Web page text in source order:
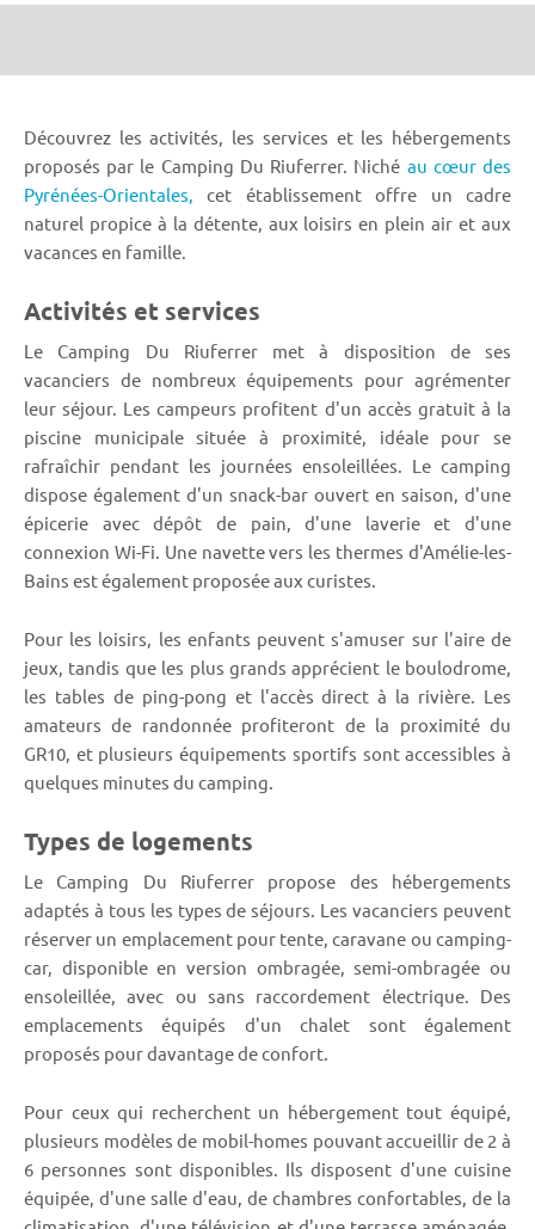
Découvrez les activités, les services et les hébergements
proposés par le Camping Du Riuferrer. Niché au cœur des
Pyrénées-Orientales, cet établissement offre un cadre
naturel propice à la détente, aux loisirs en plein air et aux
vacances en famille.
Activités et services
Le Camping Du Riuferrer met à disposition de ses
vacanciers de nombreux équipements pour agrémenter
leur séjour. Les campeurs profitent d'un accès gratuit à la
piscine municipale située à proximité, idéale pour se
rafraîchir pendant les journées ensoleillées. Le camping
dispose également d'un snack-bar ouvert en saison, d'une
épicerie avec dépôt de pain, d'une laverie et d'une
connexion Wi-Fi. Une navette vers les thermes d'Amélie-les-
Bains est également proposée aux curistes.
Pour les loisirs, les enfants peuvent s'amuser sur l'aire de
jeux, tandis que les plus grands apprécient le boulodrome,
les tables de ping-pong et l'accès direct à la rivière. Les
amateurs de randonnée profiteront de la proximité du
GR10, et plusieurs équipements sportifs sont accessibles à
quelques minutes du camping.
Types de logements
Le Camping Du Riuferrer propose des hébergements
adaptés à tous les types de séjours. Les vacanciers peuvent
réserver un emplacement pour tente, caravane ou camping-
car, disponible en version ombragée, semi-ombragée ou
ensoleillée, avec ou sans raccordement électrique. Des
emplacements équipés d'un chalet sont également
proposés pour davantage de confort.
Pour ceux qui recherchent un hébergement tout équipé,
plusieurs modèles de mobil-homes pouvant accueillir de 2 à
6 personnes sont disponibles. Ils disposent d'une cuisine
équipée, d'une salle d'eau, de chambres confortables, de la